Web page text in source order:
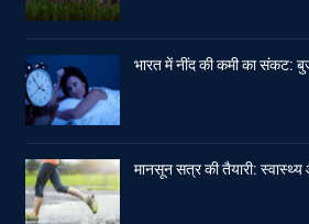
भारत में नींद की कमी का संकट:
मानसून सत्र की तैयारी: स्वास्थ्य